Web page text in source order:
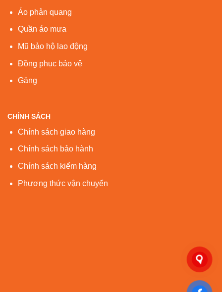
Áo phản quang
Quần áo mưa
Mũ bảo hộ lao động
Đồng phục bảo vệ
Găng
CHÍNH SÁCH
Chính sách giao hàng
Chính sách bảo hành
Chính sách kiểm hàng
Phương thức vận chuyển